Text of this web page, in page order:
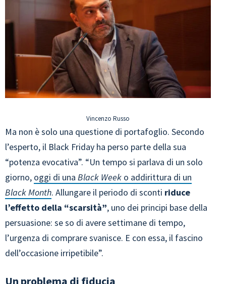
Vincenzo Russo
Ma non è solo una questione di portafoglio. Secondo
l’esperto, il Black Friday ha perso parte della sua
“potenza evocativa”. “Un tempo si parlava di un solo
giorno, oggi di una Black Week o addirittura di un
Black Month. Allungare il periodo di sconti riduce
l’effetto della “scarsità”, uno dei principi base della
persuasione: se so di avere settimane di tempo,
l’urgenza di comprare svanisce. E con essa, il fascino
dell’occasione irripetibile”.
Un problema di fiducia